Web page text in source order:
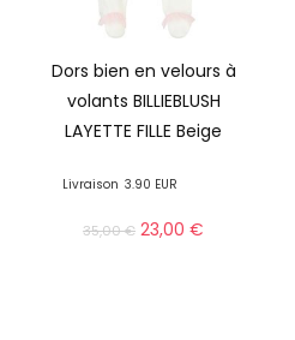
Dors bien en velours à
volants BILLIEBLUSH
LAYETTE FILLE Beige
Livraison 3.90 EUR
35,00€ 23,00€